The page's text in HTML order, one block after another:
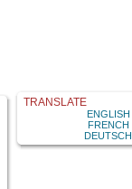
TRANSLATE
ENGLISH
FRENCH
DEUTSCH